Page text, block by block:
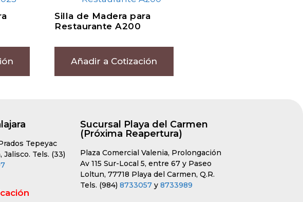
Silla de Madera para
Restaurante A200
Añadir a Cotización
Tepeyac
Jalisco. Tels. (33)
Sucursal Playa del Carmen
(Próxima Reapertura)
Plaza Comercial Valenia, Prolongación
Av 115 Sur-Local 5, entre 67 y Paseo
Loltun, 77718 Playa del Carmen, Q.R.
Tels. (984) 8733057 y 8733989